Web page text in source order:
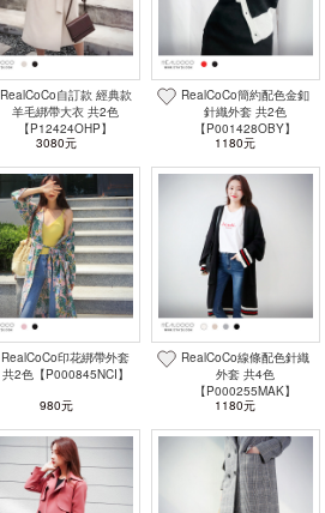
RealCoCo自訂款 經典款
羊毛綁帶大衣 共2色
【P12424OHP】
3080元
RealCoCo簡約配色金釦
針織外套 共2色
【P001428OBY】
1180元
RealCoCo印花綁帶外套
共2色【P000845NCI】
980元
RealCoCo線條配色針織
外套 共4色
【P000255MAK】
1180元